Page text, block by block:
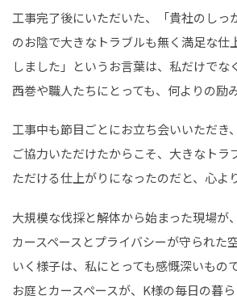
工事完了後にいただいた、「貴社のしっ
のお陰で大きなトラブルも無く満足な仕
しました」というお言葉は、私だけでな
西巻や職人たちにとっても、何よりの励
工事中も節目ごとにお立ち会いいただき
ご協力いただけたからこそ、大きなトラ
ただける仕上がりになったのだと、心よ
大規模な伐採と解体から始まった現場が
カースペースとプライバシーが守られた
いく様子は、私にとっても感慨深いもの
お庭とカースペースが、K様の毎日の暮